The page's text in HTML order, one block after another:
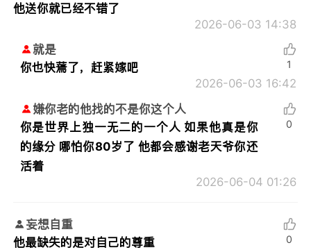
他送你就已经不错了
2026-06-03 14:38
就是
你也快蔫了，赶紧嫁吧
2026-06-03 16:42
1
嫌你老的他找的不是你这个人
你是世界上独一无二的一个人 如果他真是你
的缘分 哪怕你80岁了 他都会感谢老天爷你还
活着
2026-06-04 01:26
0
妄想自重
他最缺失的是对自己的尊重
0